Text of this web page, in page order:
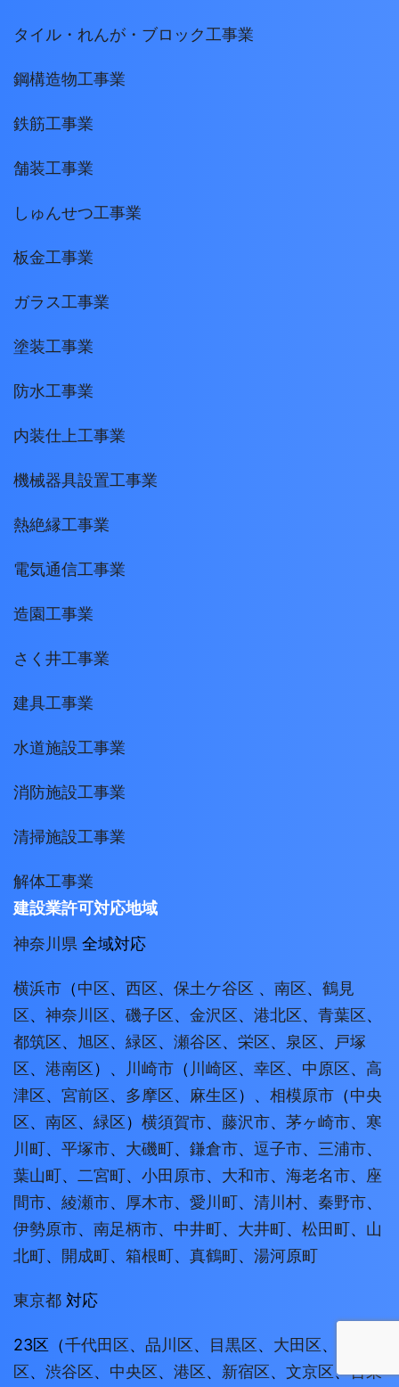
タイル・れんが・ブロック工事業
鋼構造物工事業
鉄筋工事業
舗装工事業
しゅんせつ工事業
板金工事業
ガラス工事業
塗装工事業
防水工事業
内装仕上工事業
機械器具設置工事業
熱絶縁工事業
電気通信工事業
造園工事業
さく井工事業
建具工事業
水道施設工事業
消防施設工事業
清掃施設工事業
解体工事業
建設業許可対応地域
神奈川県 全域対応
横浜市 （中区、 西区、 保土ケ谷区 、 南区、 鶴見
区、 神奈川区、 磯子区、 金沢区、 港北区、 青葉区、
都筑区、 旭区、 緑区、 瀬谷区、 栄区、 泉区、
戸塚
区、 港南区）、 川崎市 （ 川崎区、 幸区、 中原区、 高
津区、 宮前区、 多摩区、 麻生区）、 相模原市 （中央
区、 南区、 緑区） 横須賀市、 藤沢市、 茅ヶ崎市、 寒
川町、 平塚市、 大磯町、 鎌倉市、 逗子市、 三浦市、
葉山町、 二宮町、 小田原市、 大和市、 海老名市、 座
間市、 綾瀬市、 厚木市、 愛川町、 清川村、 秦野市、
伊勢原市、 南足柄市、 中井町、 大井町、 松田町、 山
北町、 開成町、 箱根町、 真鶴町、 湯河原町
東京都 対応
23区（千代田区、 品川区、 目黒区、 大田区、
区、 渋谷区、 中央区、 港区、 新宿区、 文京区、台東